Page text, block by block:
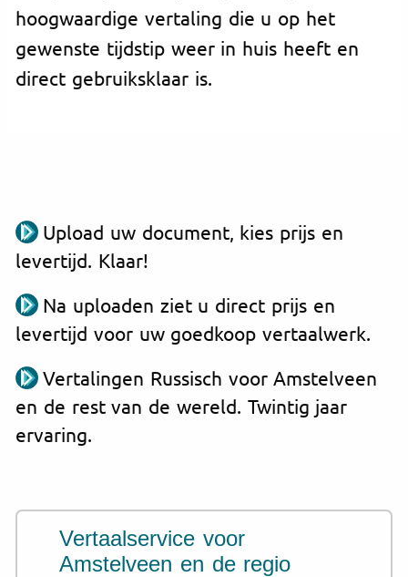
hoogwaardige vertaling die u op het
gewenste tijdstip weer in huis heeft en
direct gebruiksklaar is.
Upload uw document, kies prijs en
levertijd. Klaar!
Na uploaden ziet u direct prijs en
levertijd voor uw goedkoop vertaalwerk.
Vertalingen Russisch voor Amstelveen
en de rest van de wereld. Twintig jaar
ervaring.
Vertaalservice voor
Amstelveen en de regio